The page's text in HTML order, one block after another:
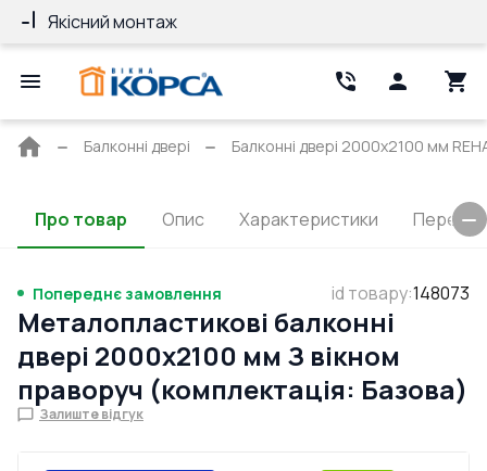
Якісний монтаж
Головна
Балконні двері Балконні двері 2000x2100 мм
Про товар Опис Характеристики
Попереднє замовлення id товару:148073
Металопластикові балконні
двері 2000x2100 мм З вікном
праворуч (комплектація: Базова)
Залиште відгук